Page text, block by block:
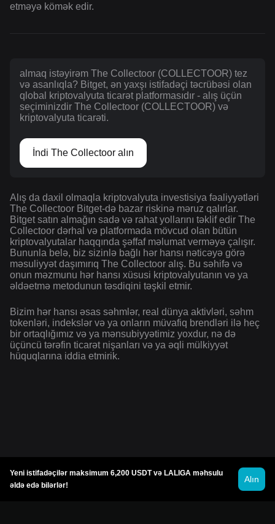
etməyə kömək edir.
almaq istəyirəm The Collectoor (COLLECTOOR) tez
və asanlıqla? Bitget, ən yaxşı istifadəçi təcrübəsi olan
qlobal kriptovalyuta ticarət platformasıdır - alış üçün
seçiminizdir The Collectoor (COLLECTOOR) və
kriptovalyuta ticarəti.
İndi The Collectoor alın
Alış da daxil olmaqla kriptovalyuta investisiya fəaliyyətləri
The Collectoor Bitget-də bazar riskinə məruz qalırlar.
Bitget satın almağın sadə və rahat yollarını təklif edir The
Collectoor dərhal və platformada mövcud olan bütün
kriptovalyutalar haqqında şəffaf məlumat verməyə çalışır.
Bununla belə, biz sizinlə bağlı hər hansı nəticəyə görə
məsuliyyət daşımırıq The Collectoor alış. Bu səhifə və
onun məzmunu hər hansı xüsusi kriptovalyutanın və ya
əldəetmə metodunun təsdiqini təşkil etmir.
Bizim hər hansı əsas səhmlər, real dünya aktivləri, səhm
tokenləri, indekslər və ya onların müvafiq brendləri ilə heç
bir ortaqlığımız və ya mənsubiyyətimiz yoxdur, nə də
üçüncü tərəfin ticarət nişanları və ya əqli mülkiyyət
hüquqlarına iddia etmirik.
Yeni istifadəçilər maksimum 6,200 USDT və LALIGA məhsulu
əldə edə bilərlər!
Alın